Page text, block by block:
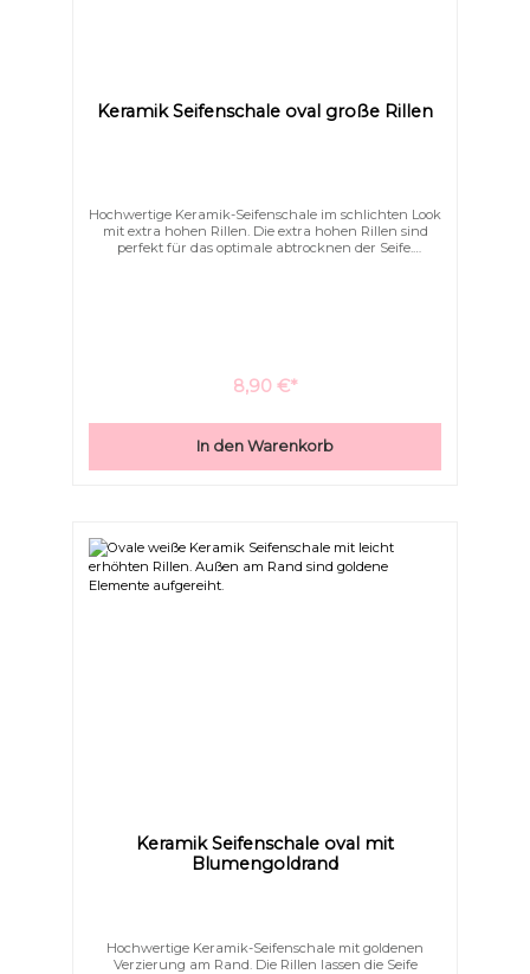
Keramik Seifenschale oval große Rillen
Hochwertige Keramik-Seifenschale im schlichten Look
mit extra hohen Rillen. Die extra hohen Rillen sind
perfekt für das optimale abtrocknen der Seife.
8,90 €*
In den Warenkorb
Keramik Seifenschale oval mit
Blumengoldrand
Hochwertige Keramik-Seifenschale mit goldenen
Verzierung am Rand. Die Rillen lassen die Seife